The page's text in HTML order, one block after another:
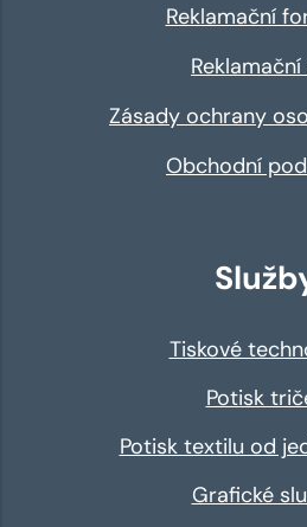
Reklamační
Zásady ochrany
Obchodní
Tiskové
Potisk
Potisk textilu od
Grafické